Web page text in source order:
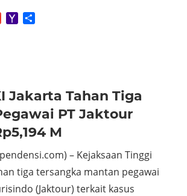
GmailYahoo
Jakarta Tahan Tiga
PT Jaktour
M
– Kejaksaan Tinggi
tiga tersangka mantan pegawai
(Jaktour) terkait kasus